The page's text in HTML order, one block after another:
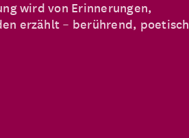
wird von Erinnerungen,
erzählt – berührend, poetisch